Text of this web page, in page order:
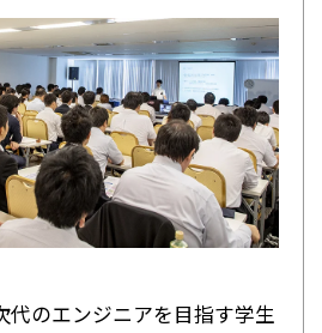
代のエンジニアを目指す学生